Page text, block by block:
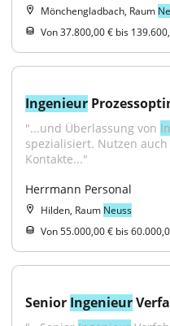
Mönchengladbach, Raum
Von 37.800,00 € bis
Ingenieur
"...und Überlassung von
spezialisiert. Nutzen
Kontakte..."
Herrmann Personal
Hilden, Raum Neuss
Von 55.000,00 € bis
Senior Ingenieur